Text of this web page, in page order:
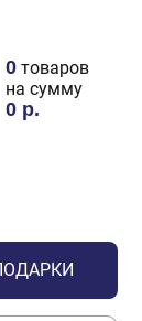
0 товаров
на сумму
0 р.